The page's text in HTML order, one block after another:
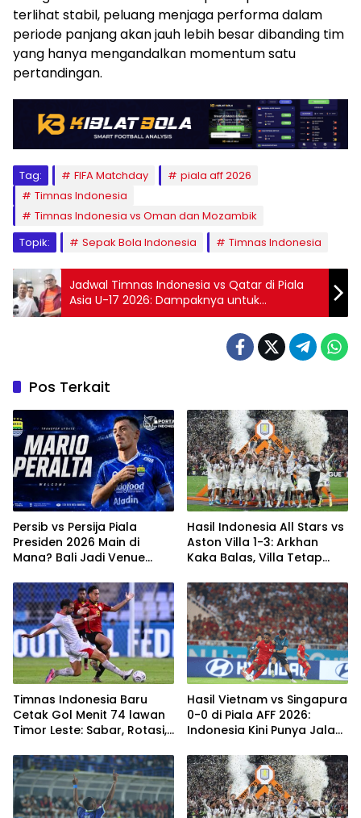
terlihat stabil, peluang menjaga performa dalam
periode panjang akan jauh lebih besar dibanding tim
yang hanya mengandalkan momentum satu
pertandingan.
Tag: FIFA Matchday
piala aff 2026
Timnas Indonesia
Timnas Indonesia vs Oman dan Mozambik
Topik:
Sepak Bola Indonesia Timnas Indonesia
Jadwal Timnas Indonesia vs Qatar di Piala
Asia U-17 2026: Dampaknya untuk
Persaingan Sepak Bola Indonesia
Pos Terkait
Persib vs Persija Piala
Presiden 2026 Main di
Mana? Bali Jadi Venue
Hasil Indonesia All Stars vs
Aston Villa 1-3: Arkhan
Kaka Balas, Villa Tetap
Timnas Indonesia Baru
Cetak Gol Menit 74 lawan
Timor Leste: Sabar, Rotasi,
Hasil Vietnam vs Singapura
0-0 di Piala AFF 2026:
Indonesia Kini Punya Jalan